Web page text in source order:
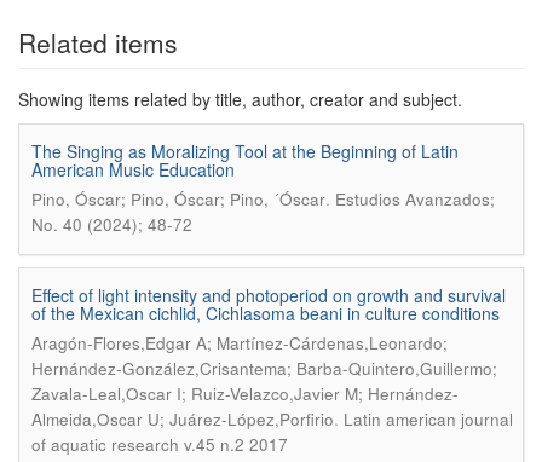
Related items
Showing items related by title, author, creator and subject.
The Singing as Moralizing Tool at the Beginning of Latin
American Music Education
Pino, Óscar; Pino, Óscar; Pino, ´Óscar. Estudios Avanzados;
No. 40 (2024); 48-72
Effect of light intensity and photoperiod on growth and survival
of the Mexican cichlid, Cichlasoma beani in culture conditions
Aragón-Flores,Edgar A; Martínez-Cárdenas,Leonardo;
Hernández-González,Crisantema; Barba-Quintero,Guillermo;
Zavala-Leal,Oscar I; Ruiz-Velazco,Javier M; Hernández-
Almeida,Oscar U; Juárez-López,Porfirio. Latin american journal
of aquatic research v.45 n.2 2017